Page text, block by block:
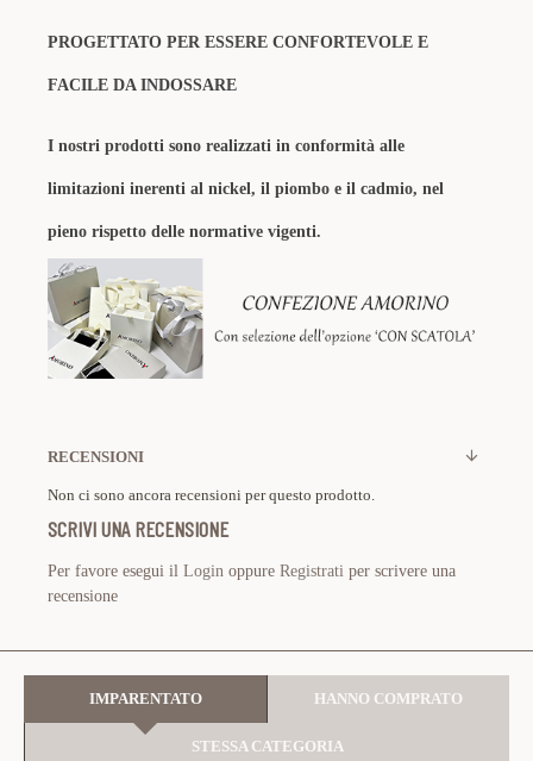
PROGETTATO PER ESSERE CONFORTEVOLE E
FACILE DA INDOSSARE
I nostri prodotti sono realizzati in conformità alle
limitazioni inerenti al nickel, il piombo e il cadmio, nel
pieno rispetto delle normative vigenti.
RECENSIONI
Non ci sono ancora recensioni per questo prodotto.
SCRIVI UNA RECENSIONE
Per favore esegui il Login oppure Registrati per scrivere una
recensione
IMPARENTATO HANNO COMPRATO
STESSA CATEGORIA